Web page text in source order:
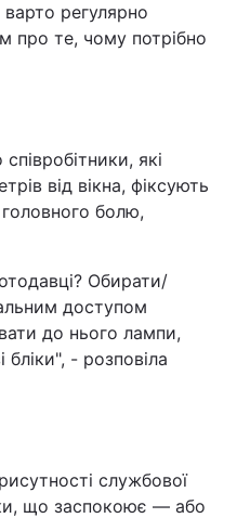
регулярно
про те, чому потрібно
які
від вікна, фіксують
болю,
Обирати/
доступом
до нього лампи,
бліки", - розповіла
службової
що заспокоює — або